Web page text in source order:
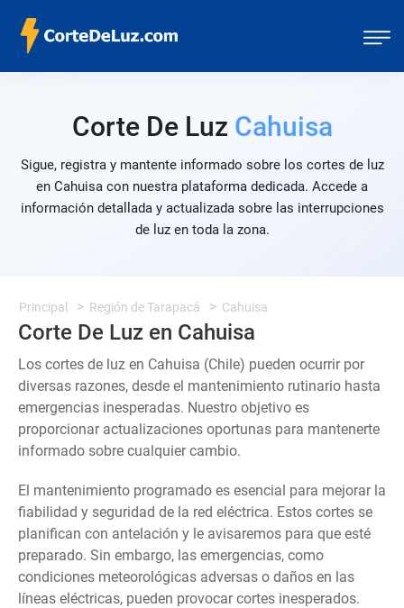
Corte De Luz Cahuisa
Sigue, registra y mantente informado sobre los cortes de luz
en Cahuisa con nuestra plataforma dedicada. Accede a
información detallada y actualizada sobre las interrupciones
de luz en toda la zona.
Principal Región de Tarapacá Cahuisa
Corte De Luz en Cahuisa
Los cortes de luz en Cahuisa (Chile) pueden ocurrir por
diversas razones, desde el mantenimiento rutinario hasta
emergencias inesperadas. Nuestro objetivo es
proporcionar actualizaciones oportunas para mantenerte
informado sobre cualquier cambio.
El mantenimiento programado es esencial para mejorar la
fiabilidad y seguridad de la red eléctrica. Estos cortes se
planifican con antelación y le avisaremos para que esté
preparado. Sin embargo, las emergencias, como
condiciones meteorológicas adversas o daños en las
líneas eléctricas, pueden provocar cortes inesperados.